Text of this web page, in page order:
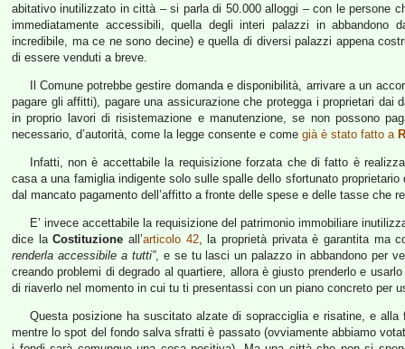
abitativo inutilizzato in città – si parla di 50.000 alloggi – con le persone
immediatamente accessibili, quella degli interi palazzi in abbandono
incredibile, ma ce ne sono decine) e quella di diversi palazzi appena
di essere venduti a breve.
Il Comune potrebbe gestire domanda e disponibilità, arrivare a un
pagare gli affitti), pagare una assicurazione che protegga i proprietari dai
in proprio lavori di risistemazione e manutenzione, se non possono
necessario, d’autorità, come la legge consente e come già è stato fatto a
Infatti, non è accettabile la requisizione forzata che di fatto è
casa a una famiglia indigente solo sulle spalle dello sfortunato
dal mancato pagamento dell’affitto a fronte delle spese e delle tasse che
E’ invece accettabile la requisizione del patrimonio immobiliare
dice laCostituzione all’articolo 42, la proprietà privata è garantita ma
renderla accessibile a tutti”, e se tu lasci un palazzo in abbandono per
creando problemi di degrado al quartiere, allora è giusto prenderlo e
di riaverlo nel momento in cui tu ti presentassi con un piano concreto per
Questa posizione ha suscitato alzate di sopracciglia e risatine, e
mentre lo spot del fondo salva sfratti è passato (ovviamente abbiamo